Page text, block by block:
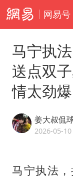
网易号
马宁执
送点双
情太劲爆
姜大叔侃
2026-05-
马宁执法